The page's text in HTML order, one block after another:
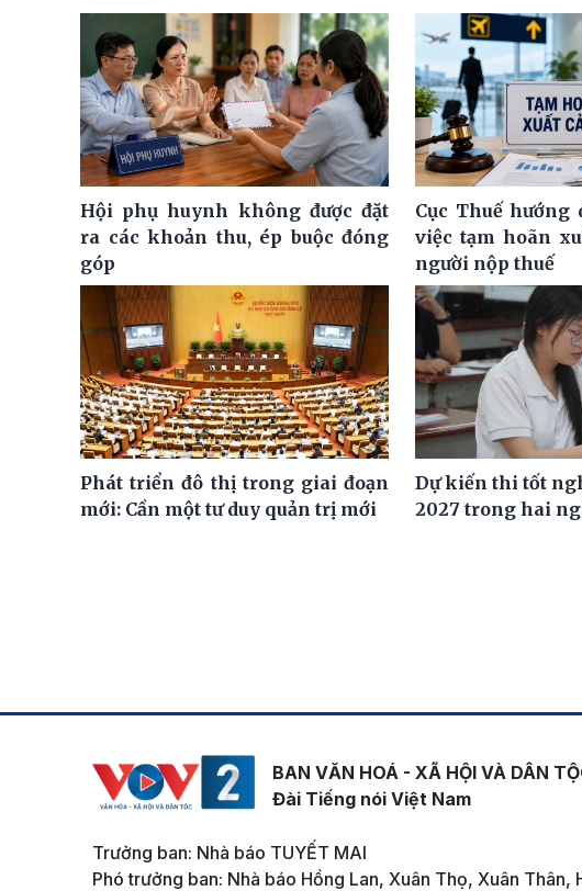
Hội phụ huynh không được đặt
ra các khoản thu, ép buộc đóng
góp
Cục Thuế hướng
việc tạm hoãn
người nộp thuế
Phát triển đô thị trong giai đoạn
mới: Cần một tư duy quản trị mới
Dự kiến thi tốt
2027 trong hai
BAN VĂN HOÁ - XÃ HỘI VÀ DÂN
Đài Tiếng nói Việt Nam
Trưởng ban: Nhà báo TUYẾT MAI
Phó trưởng ban: Nhà báo Hồng Lan, Xuân Thọ, Xuân Thân,